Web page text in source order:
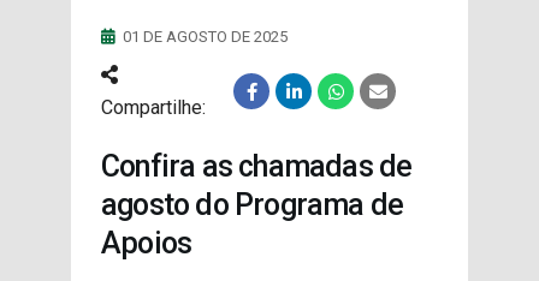
DOAÇÕES PARA
PROJETOS
01 DE AGOSTO DE 2025
Compartilhe:
Confira as chamadas de
agosto do Programa de
Apoios